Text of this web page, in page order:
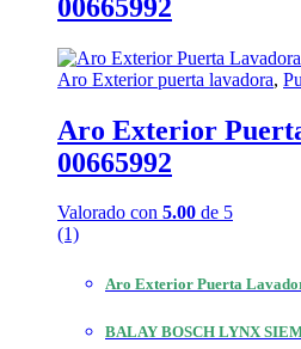
00665992
Aro Exterior puerta lavadora,
Aro Exterior
00665992
Valorado con 5.00 de 5
(1)
Aro Exterior Puerta
BALAY BOSCH LYNX